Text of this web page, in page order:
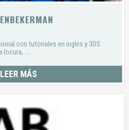
con tutoriales en inglés y 3DS
locura, ….
LEER MÁS